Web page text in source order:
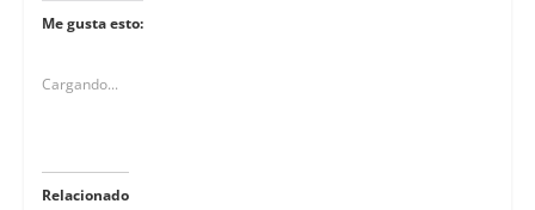
Me gusta esto:
Cargando...
Relacionado